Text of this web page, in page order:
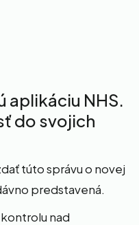
aplikáciu NHS.
do svojich
túto správu o novej
predstavená.
nad